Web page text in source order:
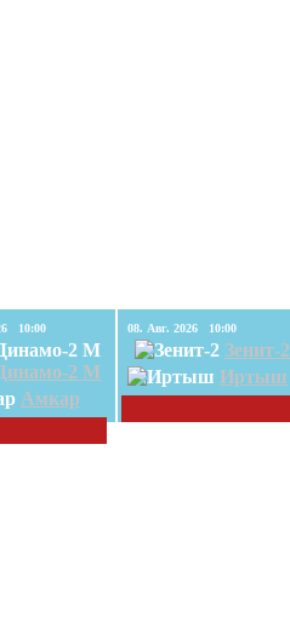
08. Авг. 2026 10:00
2 М
Амкар
08. Авг. 2026 10:00
Зенит-2
Иртыш